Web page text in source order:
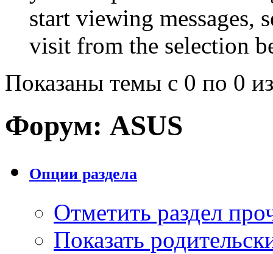
start viewing messages,
visit from the selection
Показаны темы с 0 по 0
Форум: ASUS
Опции раздела
Отметить раздел
Показать